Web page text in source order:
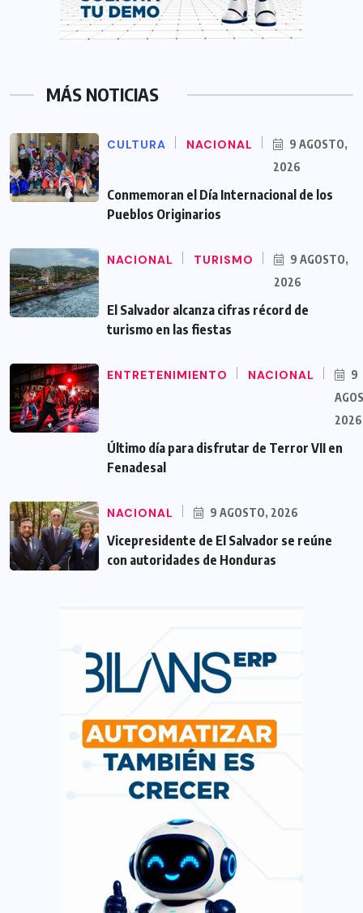
MÁS NOTICIAS
CULTURA NACIONAL
9 AGOSTO,
2026
Conmemoran el Día Internacional de los
Pueblos Originarios
NACIONAL TURISMO
9 AGOSTO,
2026
El Salvador alcanza cifras récord de
turismo en las fiestas
ENTRETENIMIENTO NACIONAL
9
2026
Último día para disfrutar de Terror VII en
Fenadesal
NACIONAL 9 AGOSTO, 2026
Vicepresidente de El Salvador se reúne
con autoridades de Honduras